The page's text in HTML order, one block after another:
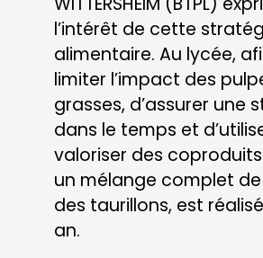
LA
DES VACHES
LAITIÈRES
PRÉPARÉE POUR
UN AN
Simplifier l’organisation de
l’alimentation de son
réalisant un silo contenant